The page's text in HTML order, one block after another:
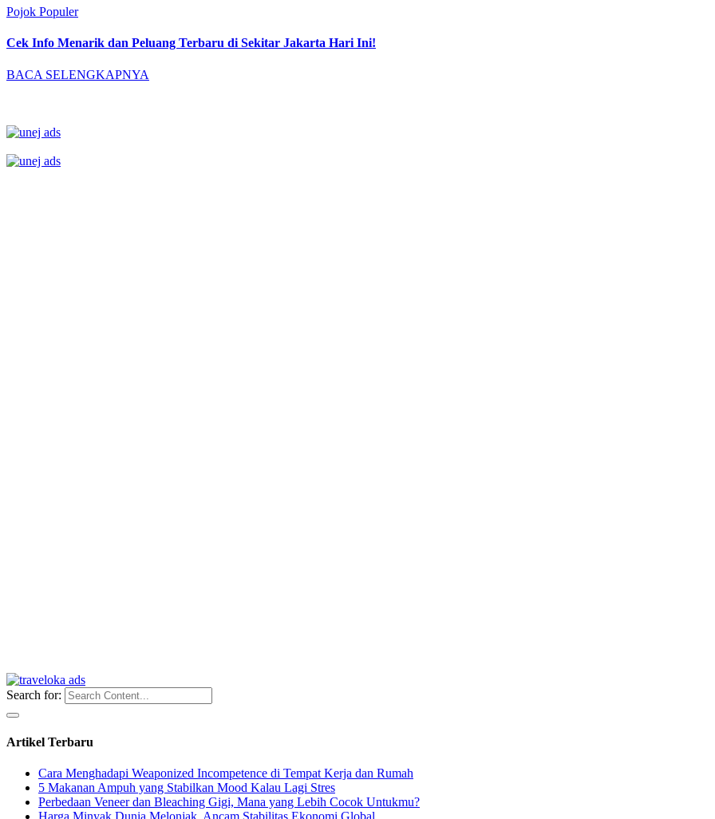
Pojok Populer
Cek Info Menarik dan Peluang Terbaru di Sekitar Jakarta Hari Ini!
BACA SELENGKAPNYA
Search for:
Artikel Terbaru
Cara Menghadapi Weaponized Incompetence di Tempat Kerja dan Rumah
5 Makanan Ampuh yang Stabilkan Mood Kalau Lagi Stres
Perbedaan Veneer dan Bleaching Gigi, Mana yang Lebih Cocok Untukmu?